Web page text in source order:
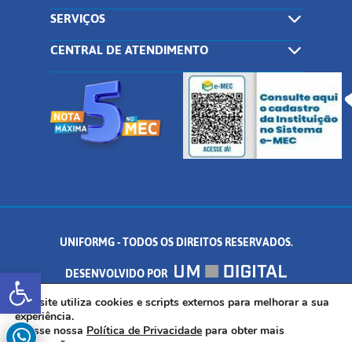
Abrir a barra de ferramentas
SERVIÇOS
CENTRAL DE ATENDIMENTO
UNIFORMG - TODOS OS DIREITOS RESERVADOS.
DESENVOLVIDO POR
AV. DR. ARNALDO DE SENNA, 328 - PALMEIRAS, FORMIGA/MG - CEP:
35.574.530
Este site utiliza cookies e scripts externos para melhorar a sua
experiência.
Acesse nossa Política de Privacidade para obter mais